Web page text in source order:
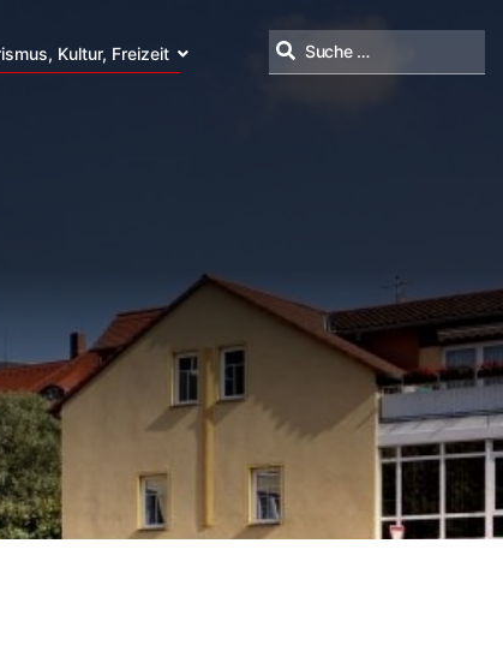
Kultur, Freizeit